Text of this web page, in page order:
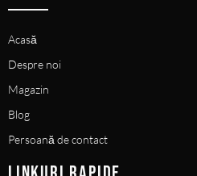
Acasă
Despre noi
Magazin
Blog
Persoană de contact